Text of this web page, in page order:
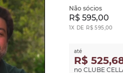
Não sócios
R$ 595,00
1X DE R$ 595,00
até
R$
no CLUBE